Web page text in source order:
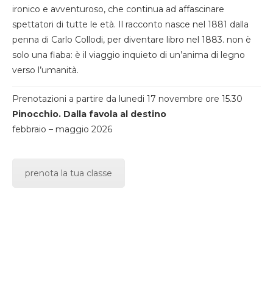
ironico e avventuroso, che continua ad affascinare
spettatori di tutte le età. Il racconto nasce nel 1881 dalla
penna di Carlo Collodi, per diventare libro nel 1883. non è
solo una fiaba: è il viaggio inquieto di un’anima di legno
verso l’umanità.
Prenotazioni a partire da lunedi 17 novembre ore 15.30
Pinocchio. Dalla favola al destino
febbraio – maggio 2026
prenota la tua classe